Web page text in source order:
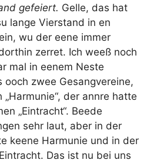
gefeiert. Gelle, das hat
lange Vierstand in en
wu der eene immer
zerret. Ich weeß noch
mal in eenem Neste
zwee Gesangvereine,
der annre hatte
„Eintracht“. Beede
sehr laut, aber in der
keene Harmunie und in der
Das ist nu bei uns